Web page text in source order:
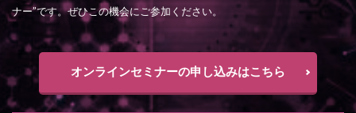
ナー”です。ぜひこの機会にご参加ください。
オンラインセミナーの申し込みはこちら